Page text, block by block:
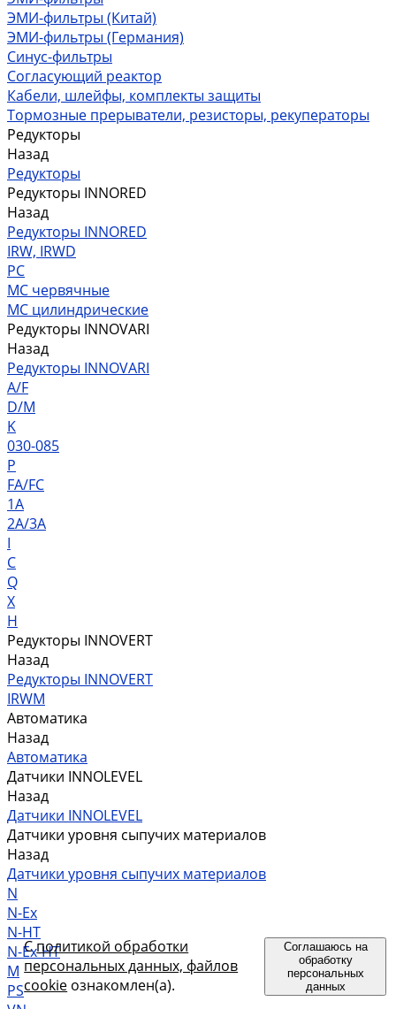
ЭМИ-фильтры (Китай)
ЭМИ-фильтры (Германия)
Cинус-фильтры
Согласующий реактор
Кабели, шлейфы, комплекты защиты
Тормозные прерыватели, резисторы, рекуператоры
Редукторы
Назад
Редукторы
Редукторы INNORED
Назад
Редукторы INNORED
IRW, IRWD
PC
MC червячные
MC цилиндрические
Редукторы INNOVARI
Назад
Редукторы INNOVARI
A/F
D/M
K
030-085
P
FA/FC
1A
2A/3A
I
C
Q
X
H
Редукторы INNOVERT
Назад
Редукторы INNOVERT
IRWM
Автоматика
Назад
Автоматика
Датчики INNOLEVEL
Назад
Датчики INNOLEVEL
Датчики уровня сыпучих материалов
Назад
Датчики уровня сыпучих материалов
N
N-Ex
N-HT
N-Ex-HT
M
PS
Сполитикой обработки
персональных данных, файлов
cookie ознакомлен(а).
Соглашаюсь на
обработку
персональных
данных